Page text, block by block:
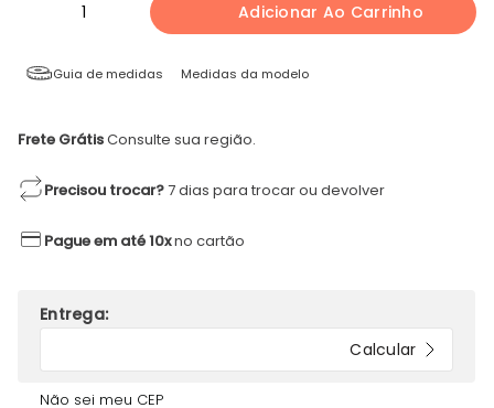
1 Adicionar Ao Carrinho
Guia de medidas Medidas da modelo
Frete GrátisConsulte sua região.
Precisou trocar?7 dias para trocar ou devolver
Pague em até 10xno cartão
Não sei meu CEP